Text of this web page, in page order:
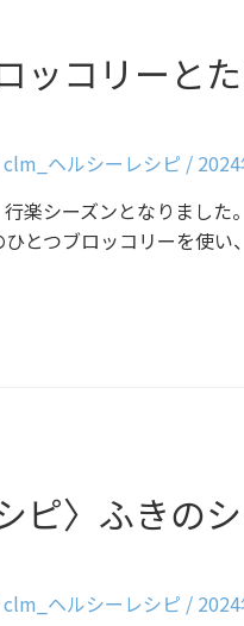
ッコリーと
clm_ヘルシーレシピ /
楽シーズンとなりました。
とつブロッコリーを使
ピ〉ふきの
clm_ヘルシーレシピ /